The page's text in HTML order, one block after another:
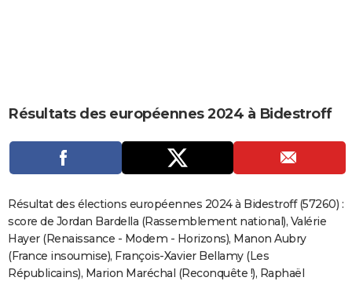
CARTE DE VOEUX
Carte de Noël
Carte Bonne année
Carte Saint-Valentin
Carte Pâques
Carte d'anniversaire
DICTIONNAIRE
Dictionnaire
Biographies
Citations
Expressions
Proverbes
PROGRAMME TV
COPAINS D'AVANT
S'inscrire
Se connecter
Lycées
Collèges
Primaires
Universités
Entreprises
Service militaire
Avis de recherche
AVIS DE DÉCÈS
FORUM
Résultats des européennes 2024 à Bidestroff
Résultat des élections européennes 2024 à Bidestroff (57260) :
score de Jordan Bardella (Rassemblement national), Valérie
Hayer (Renaissance - Modem - Horizons), Manon Aubry
(France insoumise), François-Xavier Bellamy (Les
Républicains), Marion Maréchal (Reconquête !), Raphaël